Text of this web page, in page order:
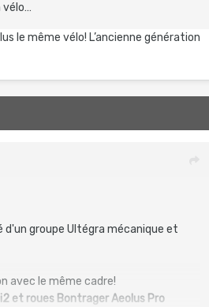
vélo…
le même vélo! L’ancienne génération
d'un groupe Ultégra mécanique et
avec le même cadre!
et roues Bontrager Aeolus Pro